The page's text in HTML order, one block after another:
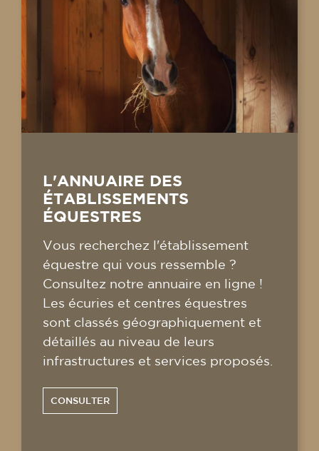
L'ANNUAIRE DES
ÉTABLISSEMENTS
ÉQUESTRES
Vous recherchez l'établissement
équestre qui vous ressemble ?
Consultez notre annuaire en ligne !
Les écuries et centres équestres
sont classés géographiquement et
détaillés au niveau de leurs
infrastructures et services proposés.
CONSULTER